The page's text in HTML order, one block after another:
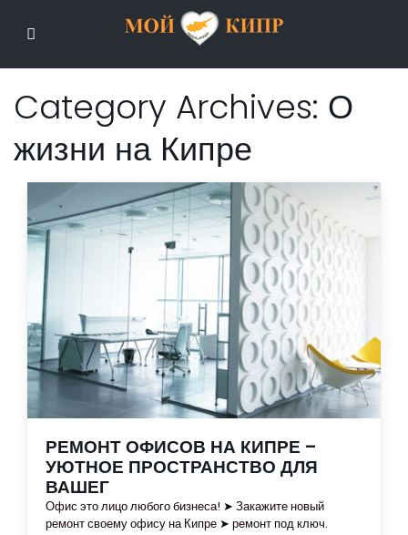
Category Archives: О
жизни на Кипре
РЕМОНТ ОФИСОВ НА КИПРЕ –
УЮТНОЕ ПРОСТРАНСТВО ДЛЯ
ВАШЕГ
Офис это лицо любого бизнеса! ➤ Закажите новый
ремонт своему офису на Кипре ➤ ремонт под ключ.